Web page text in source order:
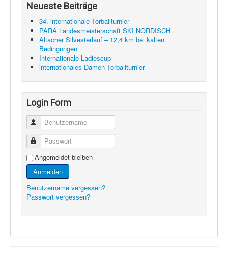
Neueste Beiträge
34. internationale Torballturnier
PARA Landesmeisterschaft SKI NORDISCH
Altacher Silvesterlauf – 12,4 km bei kalten
Bedingungen
Internationale Ladiescup
internationales Damen Torballturnier
Login Form
Benutzername
Passwort
Angemeldet bleiben
Anmelden
Benutzername vergessen?
Passwort vergessen?